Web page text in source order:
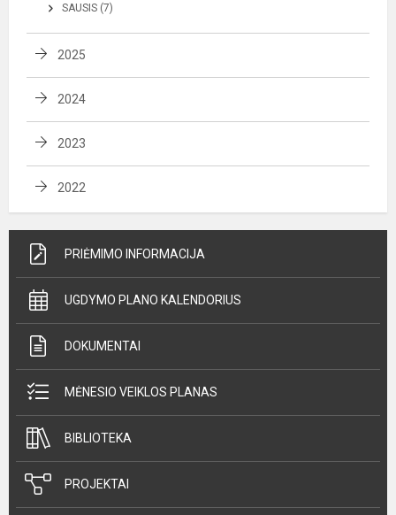
SAUSIS (7)
2025
2024
2023
2022
PRIĖMIMO INFORMACIJA
UGDYMO PLANO KALENDORIUS
DOKUMENTAI
MĖNESIO VEIKLOS PLANAS
BIBLIOTEKA
PROJEKTAI